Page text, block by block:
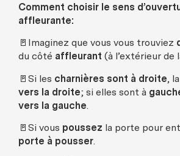
Comment choisir le sens
affleurante:
🚪Imaginez que vous vous trouviez
du côté affleurant (à l’extérieur de
🚪Si les charnières sont à droite,
vers la droite; si elles sont à
vers la gauche.
🚪Si vous poussez la porte pour
porte à pousser.